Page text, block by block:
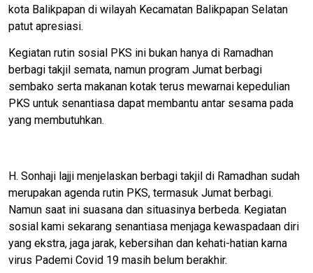
kota Balikpapan di wilayah Kecamatan Balikpapan Selatan
patut apresiasi.
Kegiatan rutin sosial PKS ini bukan hanya di Ramadhan
berbagi takjil semata, namun program Jumat berbagi
sembako serta makanan kotak terus mewarnai kepedulian
PKS untuk senantiasa dapat membantu antar sesama pada
yang membutuhkan.
H. Sonhaji lajji menjelaskan berbagi takjil di Ramadhan sudah
merupakan agenda rutin PKS, termasuk Jumat berbagi.
Namun saat ini suasana dan situasinya berbeda. Kegiatan
sosial kami sekarang senantiasa menjaga kewaspadaan diri
yang ekstra, jaga jarak, kebersihan dan kehati-hatian karna
virus Pademi Covid 19 masih belum berakhir.